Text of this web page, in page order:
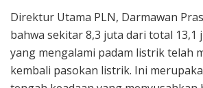
Direktur Utama PLN, Darmawan
bahwa sekitar 8,3 juta dari total 13,1
yang mengalami padam listrik telah
kembali pasokan listrik. Ini